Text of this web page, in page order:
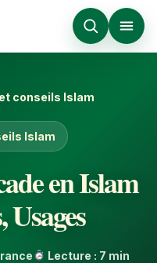
conseils Islam
Islam
en Islam
Lecture : 7 min